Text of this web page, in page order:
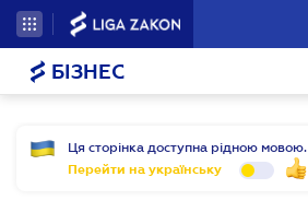
БІЗНЕС
Ця сторінка доступна рідною мовою.
Перейти на українську